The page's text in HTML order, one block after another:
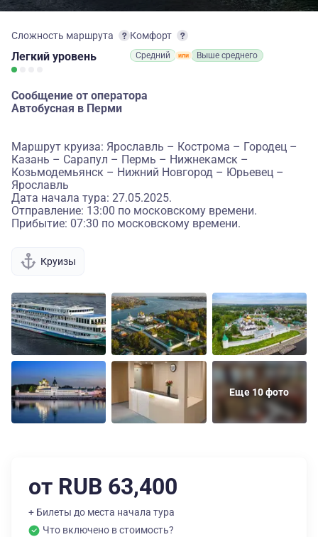
Сложность маршрута
Легкий уровень
Комфорт
Средний Выше среднего
Сообщение от оператора
Автобусная в Перми
Маршрут круиза: Ярославль – Кострома – Городец –
Казань – Сарапул – Пермь – Нижнекамск –
Козьмодемьянск – Нижний Новгород – Юрьевец –
Ярославль
Дата начала тура: 27.05.2025.
Отправление: 13:00 по московскому времени.
Прибытие: 07:30 по московскому времени.
Круизы
Еще 10 фото
от RUB 63,400
+ Билеты до места начала тура
Что включено в стоимость?